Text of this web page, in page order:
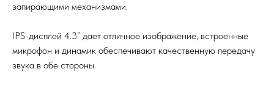
запирающими механизмами.
IPS-дисплей 4.3” дает отличное изображение, встроенные
микрофон и динамик обеспечивают качественную передачу
звука в обе стороны.